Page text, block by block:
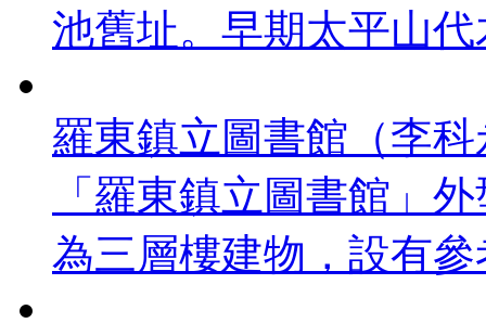
池舊址。早期太平山
羅東鎮立圖書館（李
「羅東鎮立圖書館」
為三層樓建物，設有